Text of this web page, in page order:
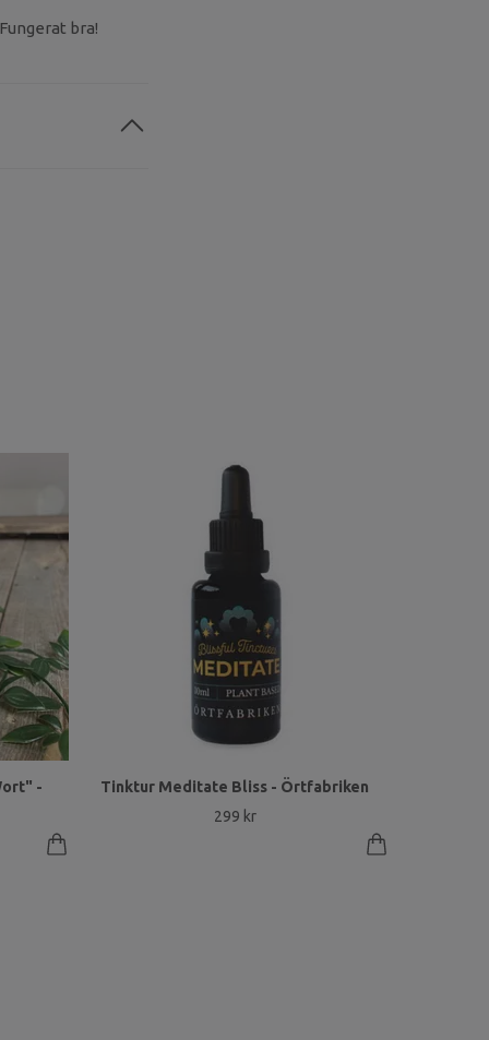
bra!
-
Tinktur Meditate Bliss - Örtfabriken
299 kr